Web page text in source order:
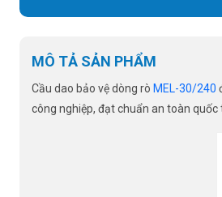
MÔ TẢ SẢN PHẨM
Cầu dao bảo vệ dòng rò MEL-30/240
công nghiệp, đạt chuẩn an toàn quốc